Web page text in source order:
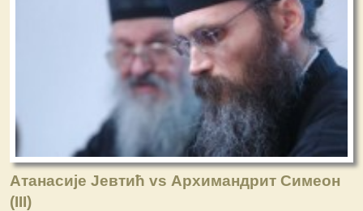
Атанасије Јевтић vs Архимандрит Симеон
(III)